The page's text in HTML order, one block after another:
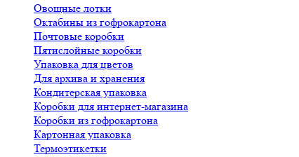
Овощные лотки
Октабины из гофрокартона
Почтовые коробки
Пятислойные коробки
Упаковка для цветов
Для архива и хранения
Кондитерская упаковка
Коробки для интернет-магазина
Коробки из гофрокартона
Картонная упаковка
Термоэтикетки